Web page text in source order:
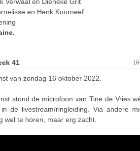
Verwaal en Dieneke Grit
en Henk Koorneef
41
van zondag 16 oktober 2022.
stond de microfoon van Tine de Vries
de livestream/ringleiding. Via andere
wel te horen, maar erg zacht.